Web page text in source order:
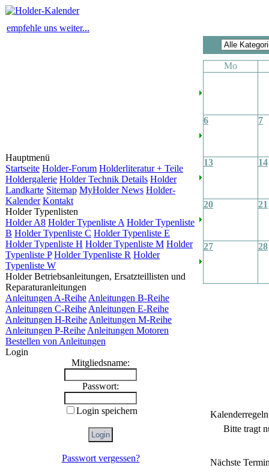
empfehle uns weiter...
Hauptmenü
Startseite Holder-Forum Holderliteratur + Teile
Holdergalerie Holder Technik Details Holder
Landkarte Sitemap MyHolder News Holder-
Kalender Kontakt
Holder Typenlisten
Holder A8 Holder Typenliste A Holder Typenliste
B Holder Typenliste C Holder Typenliste E
Holder Typenliste H Holder Typenliste M Holder
Typenliste P Holder Typenliste R Holder
Typenliste W
Holder Betriebsanleitungen, Ersatzteillisten und
Reparaturanleitungen
Anleitungen A-Reihe Anleitungen B-Reihe
Anleitungen C-Reihe Anleitungen E-Reihe
Anleitungen H-Reihe Anleitungen M-Reihe
Anleitungen P-Reihe Anleitungen Motoren
Bestellen von Anleitungen
Login
Mitgliedsname:
Passwort:
Login speichern
Passwort vergessen?
Mo
6 7
13 14
20 21
27 28
Kalenderregeln
Bitte tragt
Nächste